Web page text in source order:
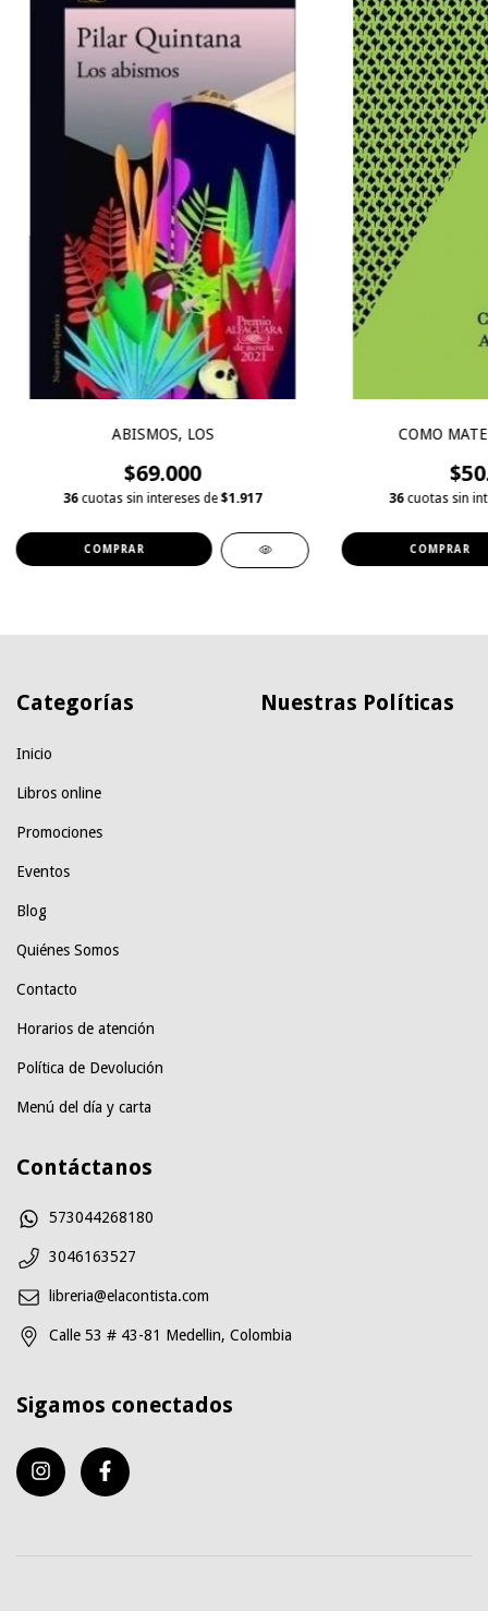
ABISMOS, LOS
$69.000
36 cuotas sin intereses de$1.917
COMO
36 cuotas sin
Categorías
Inicio
Libros online
Promociones
Eventos
Blog
Quiénes Somos
Contacto
Horarios de atención
Política de Devolución
Menú del día y carta
Nuestras Políticas
Contáctanos
573044268180
3046163527
libreria@elacontista.com
Calle 53 # 43-81 Medellin, Colombia
Sigamos conectados